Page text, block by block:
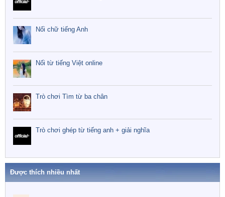
Nối chữ tiếng Anh
Nối từ tiếng Việt online
Trò chơi Tìm từ ba chân
Trò chơi ghép từ tiếng anh + giải nghĩa
Được thích nhiều nhất